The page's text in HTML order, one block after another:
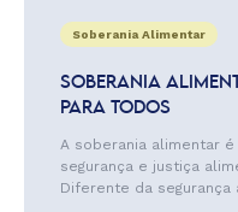
Soberania Alimentar
SOBERANIA
PARA TODOS
A soberania alimentar
segurança e justiça
Diferente da segurança